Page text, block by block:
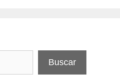
Buscar